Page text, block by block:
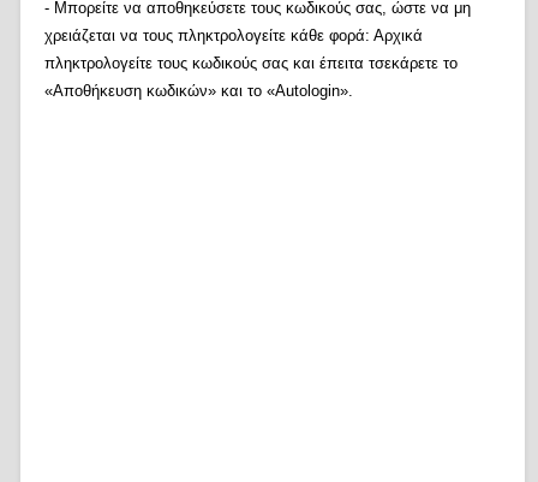
- Μπορείτε να αποθηκεύσετε τους κωδικούς σας, ώστε να μη
χρειάζεται να τους πληκτρολογείτε κάθε φορά: Αρχικά
πληκτρολογείτε τους κωδικούς σας και έπειτα τσεκάρετε το
«Αποθήκευση κωδικών» και το «Autologin».